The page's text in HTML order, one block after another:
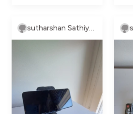
sutharshan Sathiyaseelan